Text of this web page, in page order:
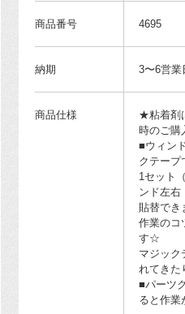
商品番号 4695
納期 3〜6営
商品仕様
★粘着剤
時のご
■ウィン
クテープ
1セット
ンド左右
貼替でき
作業のコ
す☆
マジック
れてきた
■パーツ
ると作業